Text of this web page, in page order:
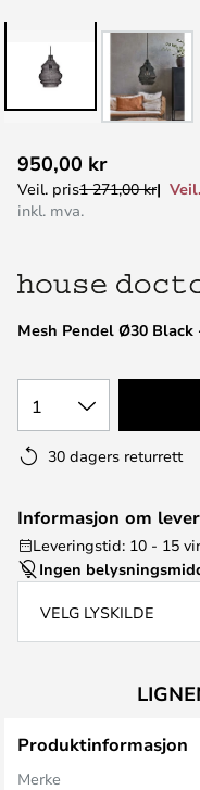
til
begynnelsen
Mesh Pendel Ø30 Black
950,00 kr
Veil. pris1 271,00 kr
inkl. mva.
1
30 dagers returrett
Informasjon om
Leveringstid: 10 - 15
Ingen
VELG LYSKILDE
Produktinformasjon
Merke